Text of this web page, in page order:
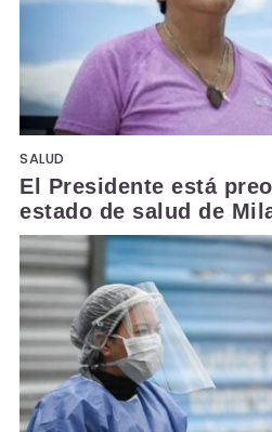
SALUD
El Presidente está
estado de salud de